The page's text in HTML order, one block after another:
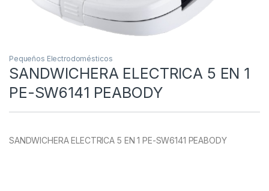
Pequeños Electrodomésticos
SANDWICHERA ELECTRICA 5 EN 1
PE-SW6141 PEABODY
SANDWICHERA ELECTRICA 5 EN 1 PE-SW6141 PEABODY